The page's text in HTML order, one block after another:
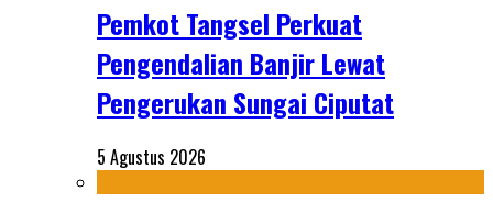
Pemkot Tangsel Perkuat
Pengendalian Banjir Lewat
Pengerukan Sungai Ciputat
5 Agustus 2026